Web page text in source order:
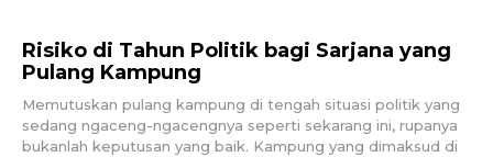
Risiko di Tahun Politik bagi Sarjana yang
Pulang Kampung
Memutuskan pulang kampung di tengah situasi politik yang
sedang ngaceng-ngacengnya seperti sekarang ini, rupanya
bukanlah keputusan yang baik. Kampung yang dimaksud di